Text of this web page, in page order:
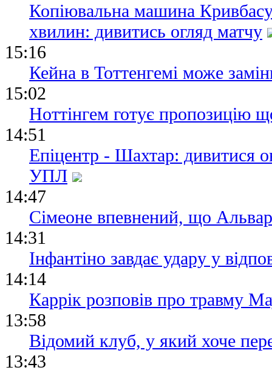
Копіювальна машина
хвилин: дивитись огляд матчу
15:16
Кейна в Тоттенгемі може
15:02
Ноттінгем готує пропозицію
14:51
Епіцентр - Шахтар: дивитися
УПЛ
14:47
Сімеоне впевнений, що
14:31
Інфантіно завдає удару у
14:14
Каррік розповів про травму
13:58
Відомий клуб, у який хоче
13:43